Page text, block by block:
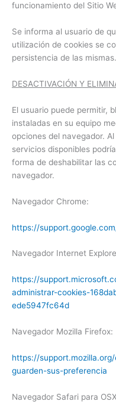
funcionamiento del Sitio
Se informa al usuario de
utilización de cookies se
persistencia de las mismas.
DESACTIVACIÓN Y
El usuario puede permitir,
instaladas en su equipo
opciones del navegador.
servicios disponibles
forma de deshabilitar las
navegador.
Navegador Chrome:
https://
Navegador Internet
https://
administrar-cookies-
ede5947fc64d
Navegador Mozilla Firefox:
https://
guarden-sus-preferencia
Navegador Safari para